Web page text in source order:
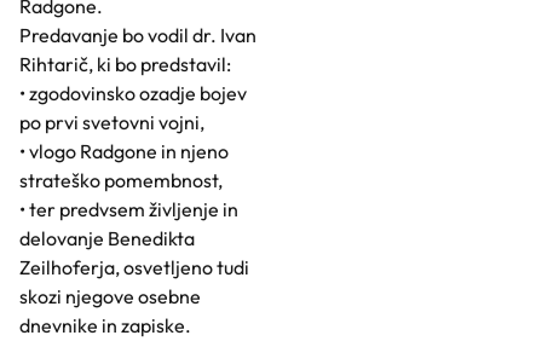
Radgone.
Predavanje bo vodil dr. Ivan
Rihtarič, ki bo predstavil:
• zgodovinsko ozadje bojev
po prvi svetovni vojni,
• vlogo Radgone in njeno
strateško pomembnost,
• ter predvsem življenje in
delovanje Benedikta
Zeilhoferja, osvetljeno tudi
skozi njegove osebne
dnevnike in zapiske.